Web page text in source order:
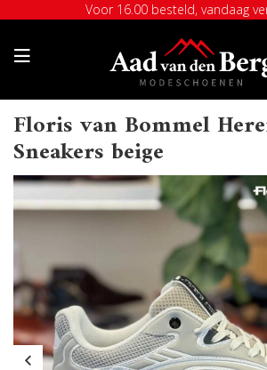
Voor 16.00 besteld, vandaag
Floris van Bommel
Sneakers beige